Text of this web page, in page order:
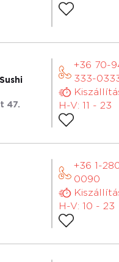
47.
+36 70-
333-
H-V: 11 - 23
+36 1-
0090
H-V: 10 - 23